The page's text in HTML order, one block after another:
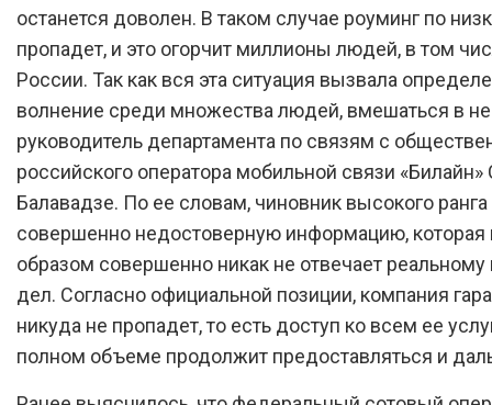
останется доволен. В таком случае роуминг по
пропадет, и это огорчит миллионы людей, в том
России. Так как вся эта ситуация вызвала
волнение среди множества людей, вмешаться в
руководитель департамента по связям с
российского оператора мобильной связи
Балавадзе. По ее словам, чиновник высокого
совершенно недостоверную информацию, которая
образом совершенно никак не отвечает
дел. Согласно официальной позиции, компания
никуда не пропадет, то есть доступ ко всем ее
полном объеме продолжит предоставляться и